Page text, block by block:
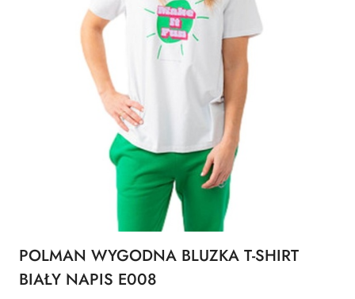
POLMAN WYGODNA BLUZKA T-SHIRT
BIAŁY NAPIS E008